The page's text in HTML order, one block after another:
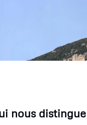
nous distingue